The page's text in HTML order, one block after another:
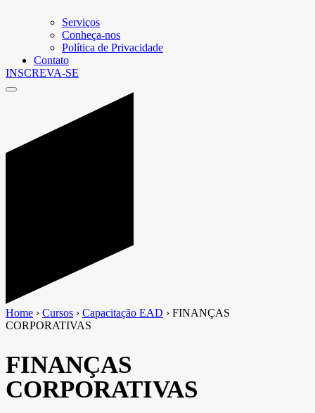
Serviços
Conheça-nos
Política de Privacidade
Contato
INSCREVA-SE
Home › Cursos › Capacitação EAD › FINANÇAS
CORPORATIVAS
FINANÇAS
CORPORATIVAS